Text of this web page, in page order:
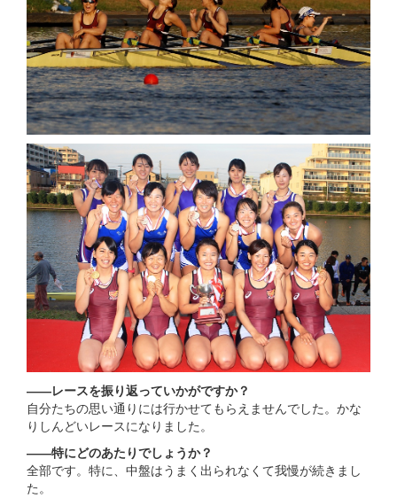
――レースを振り返っていかがですか？
自分たちの思い通りには行かせてもらえませんでした。かな
りしんどいレースになりました。
――特にどのあたりでしょうか？
全部です。特に、中盤はうまく出られなくて我慢が続きまし
た。